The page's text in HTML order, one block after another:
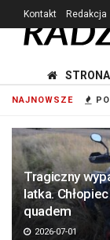
NAJNOWSZE
Tragiczny
latka.
quadem
2026-07-01
Kontakt Redakcja